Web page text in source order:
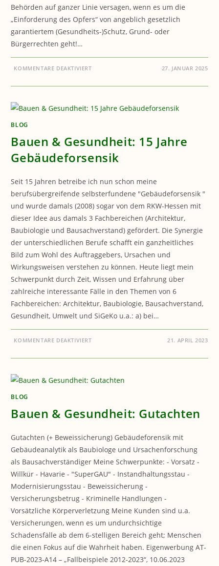
Behörden auf ganzer Linie versagen, wenn es um die
„Einforderung des Opfers“ von angeblich gesetzlich
garantiertem (Gesundheits-)Schutz, Grund- oder
Bürgerrechten geht!…
KOMMENTARE DEAKTIVIERTFÜR 27. JANUAR 2025
BLOG
Bauen & Gesundheit: 15 Jahre
Gebäudeforsensik
Seit 15 Jahren betreibe ich nun schon meine
berufsübergreifende selbsterfundene "Gebäudeforsensik "
und wurde damals (2008) sogar von dem RKW-Hessen mit
dieser Idee aus damals 3 Fachbereichen (Architektur,
Baubiologie und Bausachverstand) gefördert. Die Synergie
der unterschiedlichen Berufe schafft ein ganzheitliches
Bild zum Wohl des Auftraggebers, Ursachen und
Wirkungsweisen verstehen zu können. Heute liegt mein
Schwerpunkt durch Zeit, Wissen und Erfahrung über
zahlreiche interessante Fälle in den Themen von 6
Fachbereichen: Architektur, Baubiologie, Bausachverstand,
Gesundheit, Umwelt und SiGeKo u.a.: a) bei…
KOMMENTARE DEAKTIVIERTFÜR
GESUNDHEIT:
GEBÄUDEFORSENSIK
21. APRIL 2023
BLOG
Bauen & Gesundheit: Gutachten
Gutachten (+ Beweissicherung) Gebäudeforensik mit
Gebäudeanalytik als Baubiologe und Ursachenforschung
als Bausachverständiger Meine Schwerpunkte: - Vorsatz -
Willkür - Havarie - "SuperGAU" - Instandhaltungsstau -
Modernisierungsstau - Beweissicherung -
Versicherungsbetrug - Kriminelle Handlungen -
Vorsätzliche Körperverletzung Meine Kunden sind u.a.
Versicherungen, wenn es um undurchsichtige
Schadensfälle ab dem 6-stelligen Bereich geht; Menschen
die einen Fokus auf die Wahrheit haben. Eigenwerbung AT-
PUB-2023-A14 – „Fallbeispiele 2012-2023“, 10.06.2023